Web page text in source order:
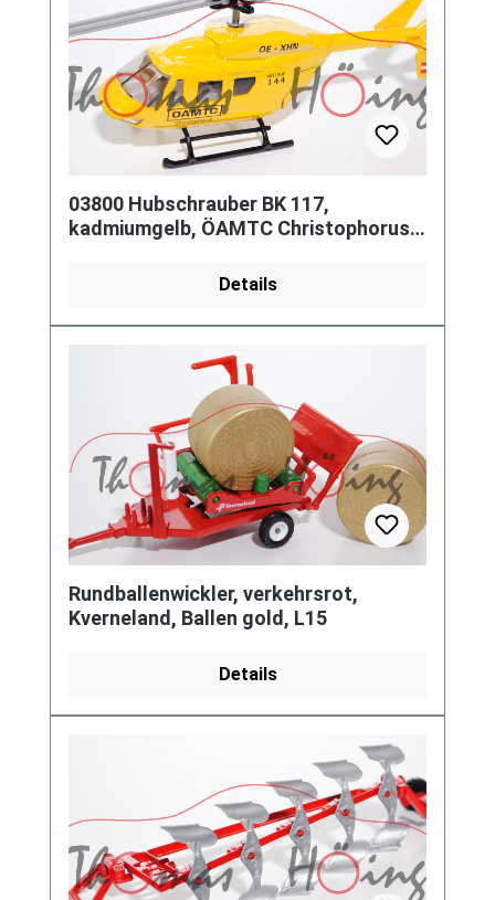
03800 Hubschrauber BK 117,
kadmiumgelb, ÖAMTC Christophorus /
Details
Rundballenwickler, verkehrsrot,
Kverneland, Ballen gold, L15
Details